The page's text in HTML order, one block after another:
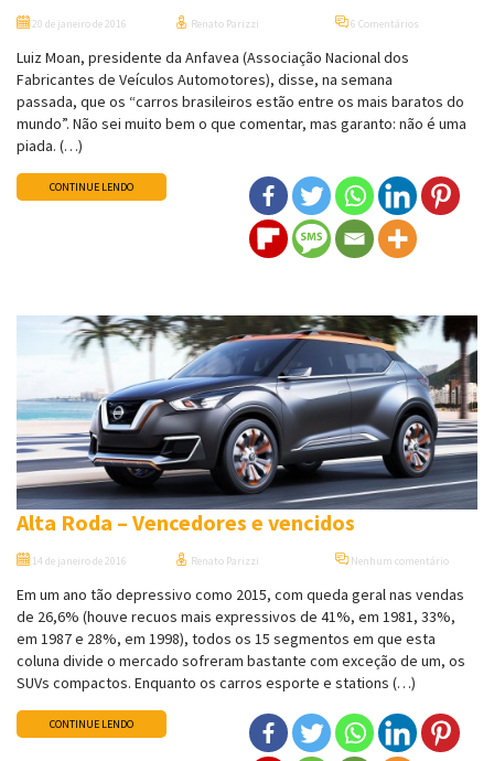
20 de janeiro de 2016 Renato Parizzi 6 Comentários
Luiz Moan, presidente da Anfavea (Associação Nacional dos
Fabricantes de Veículos Automotores), disse, na semana
passada, que os “carros brasileiros estão entre os mais baratos do
mundo”. Não sei muito bem o que comentar, mas garanto: não é uma
piada. (…)
CONTINUE LENDO
Alta Roda – Vencedores e vencidos
14 de janeiro de 2016 Renato Parizzi Nenhum comentário
Em um ano tão depressivo como 2015, com queda geral nas vendas
de 26,6% (houve recuos mais expressivos de 41%, em 1981, 33%,
em 1987 e 28%, em 1998), todos os 15 segmentos em que esta
coluna divide o mercado sofreram bastante com exceção de um, os
SUVs compactos. Enquanto os carros esporte e stations (…)
CONTINUE LENDO